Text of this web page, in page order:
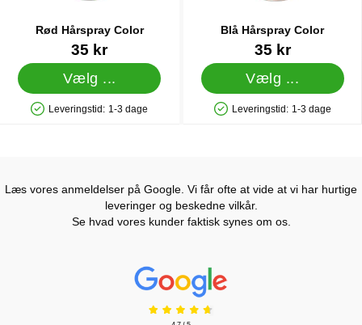
Rød Hårspray Color
35 kr
Vælg ...
Produkttilgængelighed: På lager
Leveringstid: 1-3 dage
Blå Hårspray Color
35 kr
Vælg ...
Produkttilgængelighed: På lager
Leveringstid: 1-3 dage
Læs vores anmeldelser på Google. Vi får ofte at vide at vi har hurtige
leveringer og beskedne vilkår.
Se hvad vores kunder faktisk synes om os.
Prisjakt Anmeldelser: 4.7 Stjerne